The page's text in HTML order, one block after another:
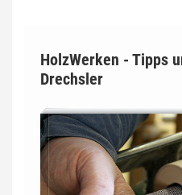
HolzWerken - Tipps
Drechsler